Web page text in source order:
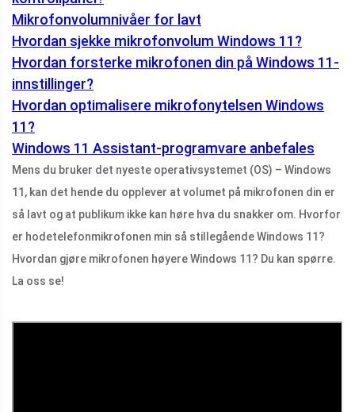
Mikrofonvolumnivåer for lavt
Hvordan sjekke mikrofonvolum Windows 11?
Hvordan forsterke mikrofonen din på Windows 11-
innstillinger?
Hvordan optimalisere mikrofonytelsen Windows
11?
Windows 11 Assistant-programvare anbefales
Mens du bruker det nyeste operativsystemet (OS) – Windows
11, kan det hende du opplever at volumet på mikrofonen din er
så lavt og at publikum ikke kan høre hva du snakker om. Hvorfor
er hodetelefonmikrofonen min så stillegående Windows 11?
Hvordan gjøre mikrofonen høyere Windows 11? Du kan spørre.
La oss se!